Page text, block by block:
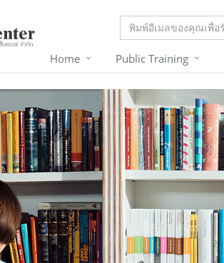
Home Public Training